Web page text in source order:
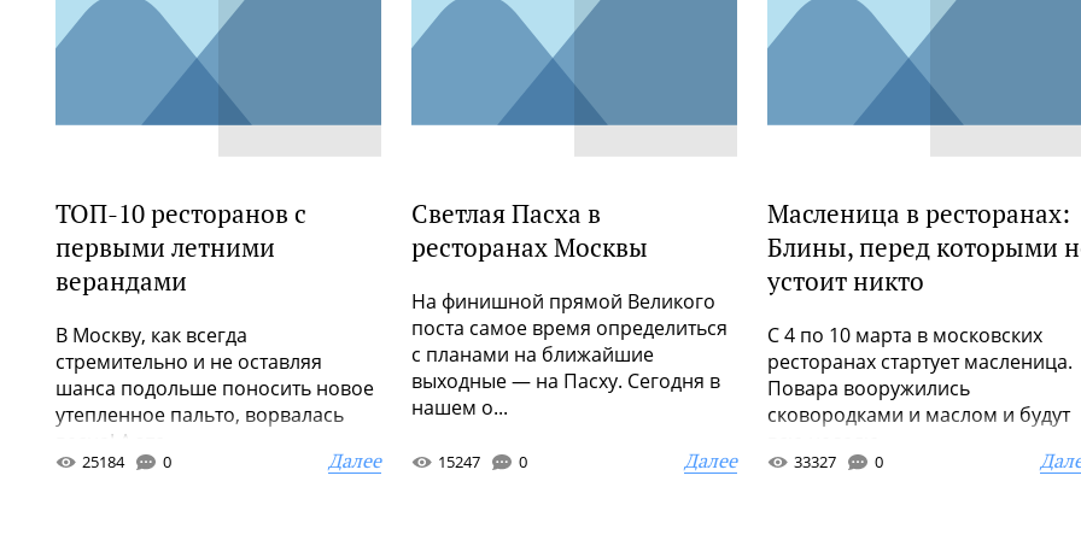
ТОП-10 ресторанов с
первыми летними
верандами
В Москву, как всегда
стремительно и не оставляя
шанса подольше поносить новое
утепленное пальто, ворвалась
весна! А это ...
25184 0 Далее
Светлая Пасха в
ресторанах Москвы
На финишной прямой Великого
поста самое время определиться
с планами на ближайшие
выходные — на Пасху. Сегодня в
нашем о...
15247 0 Далее
Масленица в ресторанах:
Блины, перед которыми
устоит никто
С 4 по 10 марта в московских
ресторанах стартует масленица.
Повара вооружились
сковородками и маслом и будут
33327 0